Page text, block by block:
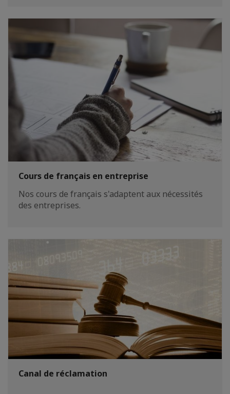
Cours de français en entreprise
Nos cours de français s'adaptent aux nécessités
des entreprises.
Canal de réclamation